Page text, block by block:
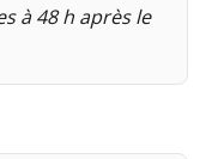
à 48 h après le